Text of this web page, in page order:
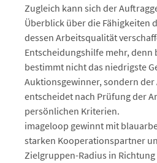
Zugleich kann sich der
Überblick über die Fähigkeiten
dessen Arbeitsqualität
Entscheidungshilfe mehr,
bestimmt nicht das niedrigste
Auktionsgewinner, sondern
entscheidet nach Prüfung der
persönlichen Kriterien.
imageloop gewinnt mit
starken Kooperationspartner
Zielgruppen-Radius in